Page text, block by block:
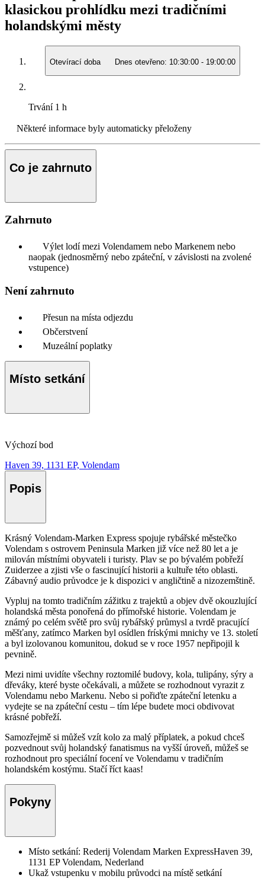
klasickou prohlídku mezi tradičními
holandskými městy
Otevírací doba Dnes otevřeno: 10:30:00 - 19:00:00
Trvání 1 h
Některé informace byly automaticky přeloženy
Co je zahrnuto
Zahrnuto
Výlet lodí mezi Volendamem nebo Markenem nebo
naopak (jednosměrný nebo zpáteční, v závislosti na zvolené
vstupence)
Není zahrnuto
Přesun na místa odjezdu
Občerstvení
Muzeální poplatky
Místo setkání
Výchozí bod
Haven 39, 1131 EP, Volendam
Popis
Krásný Volendam-Marken Express spojuje rybářské městečko
Volendam s ostrovem Peninsula Marken již více než 80 let a je
milován místními obyvateli i turisty. Plav se po bývalém pobřeží
Zuiderzee a zjisti vše o fascinující historii a kultuře této oblasti.
Zábavný audio průvodce je k dispozici v angličtině a nizozemštině.
Vypluj na tomto tradičním zážitku z trajektů a objev dvě okouzlující
holandská města ponořená do přímořské historie. Volendam je
známý po celém světě pro svůj rybářský průmysl a tvrdě pracující
měšťany, zatímco Marken byl osídlen frískými mnichy ve 13. století
a byl izolovanou komunitou, dokud se v roce 1957 nepřipojil k
pevnině.
Mezi nimi uvidíte všechny roztomilé budovy, kola, tulipány, sýry a
dřeváky, které byste očekávali, a můžete se rozhodnout vyrazit z
Volendamu nebo Markenu. Nebo si pořiďte zpáteční letenku a
vydejte se na zpáteční cestu – tím lépe budete moci obdivovat
krásné pobřeží.
Samozřejmě si můžeš vzít kolo za malý příplatek, a pokud chceš
pozvednout svůj holandský fanatismus na vyšší úroveň, můžeš se
rozhodnout pro speciální focení ve Volendamu v tradičním
holandském kostýmu. Stačí říct kaas!
Pokyny
Místo setkání: Rederij Volendam Marken ExpressHaven 39,
1131 EP Volendam, Nederland
Ukaž vstupenku v mobilu průvodci na místě setkání